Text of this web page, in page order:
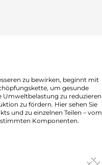
zu bewirken, beginnt mit
um gesunde
Umweltbelastung zu reduzieren
zu fördern. Hier sehen Sie
und zu einzelnen Teilen – vom
Komponenten.